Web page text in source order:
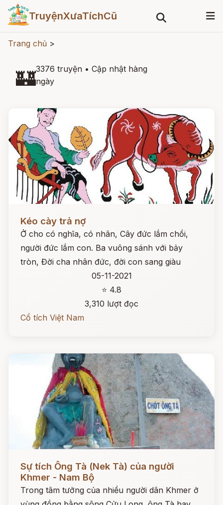
TruyệnXưaTíchCũ
Trang chủ >
🏰3376 truyện • Cập nhật hàng
ngày
Kéo cày trả nợ
Ở cho có nghĩa, có nhân, Cây đức lắm chồi,
người đức lắm con. Ba vuông sánh với bảy
tròn, Đời cha nhân đức, đời con sang giàu
05-11-2021
⭐ 4.8
3,310 lượt đọc
Cổ tích Việt Nam
Sự tích Ông Tà (Nek Tà) của người
Khmer - Nam Bộ
Trong tâm tưởng của nhiều người dân Khmer ở